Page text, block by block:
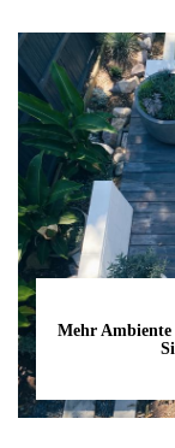
Mehr Ambiente